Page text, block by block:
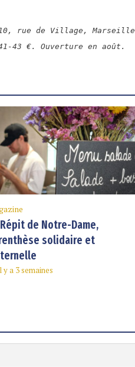
10, rue de Village,
43 €. Ouverture en août.
de Notre-Dame,
solidaire et
y a 3 semaines